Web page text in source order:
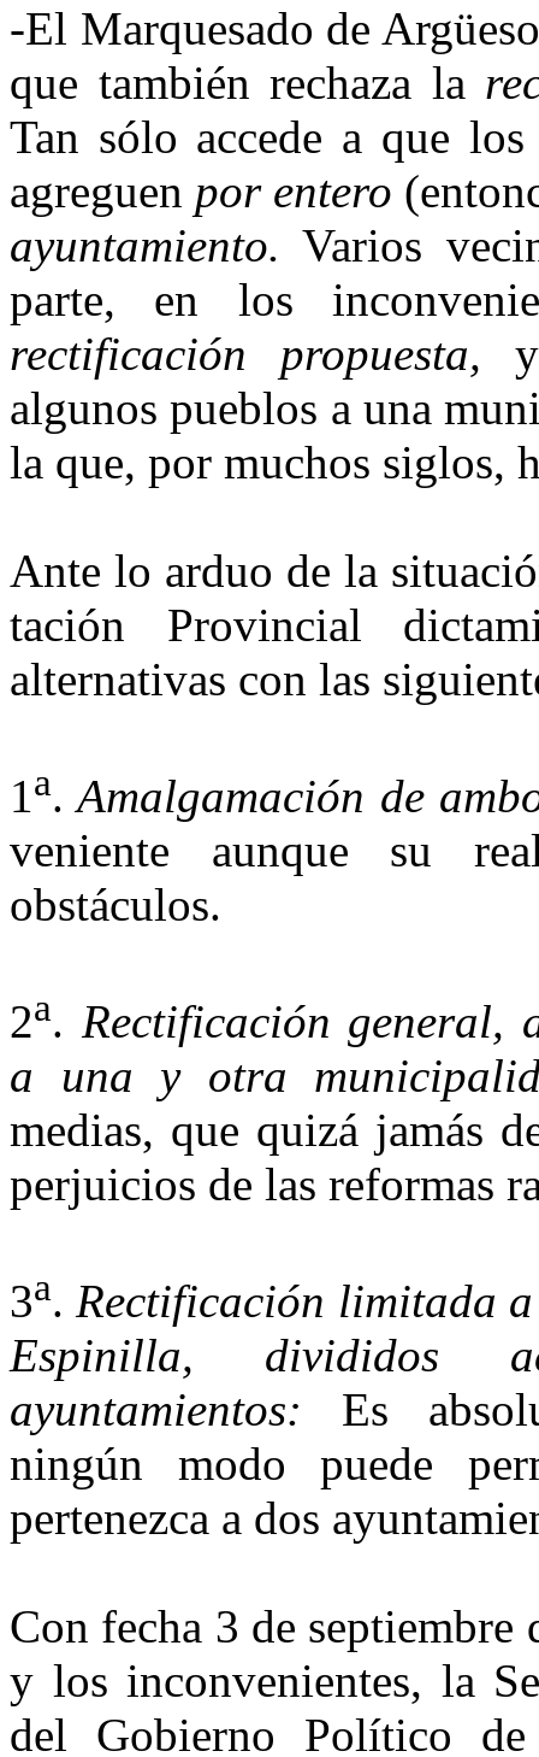
-El Marquesado de
que también rechaza la
Tan sólo accede a que
agreguen por entero
ayuntamiento. Varios
parte, en los
rectificación propuesta,
algunos pueblos a una
la que, por muchos siglos,
Ante lo arduo de la
tación Provincial
alternativas con las
1 a. Amalgamación de
veniente aunque su
obstáculos.
2a. Rectificación general,
a una y otra
medias, que quizá jamás
perjuicios de las reformas
3a. Rectificación limitada
Espinilla, divididos
ayuntamientos: Es
ningún modo puede
pertenezca a dos
Con fecha 3 de septiembre
y los inconvenientes, la
del Gobierno Político de